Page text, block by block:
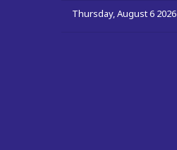
Thursday, August 6 2026